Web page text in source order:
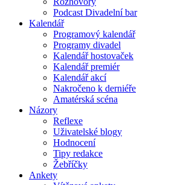
Podcast Divadelní bar
Kalendář
Programový kalendář
Programy divadel
Kalendář hostovaček
Kalendář premiér
Kalendář akcí
Nakročeno k derniéře
Amatérská scéna
Názory
Reflexe
Uživatelské blogy
Hodnocení
Tipy redakce
Žebříčky
Ankety